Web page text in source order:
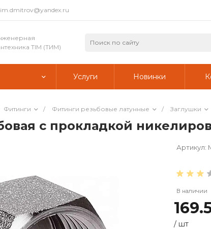
TIM (ТИМ)
Услуги Новинки
Фитинги / Фитинги резьбовые латунные / Заглушки
с прокладкой
Артикул:
В наличии
/ шт